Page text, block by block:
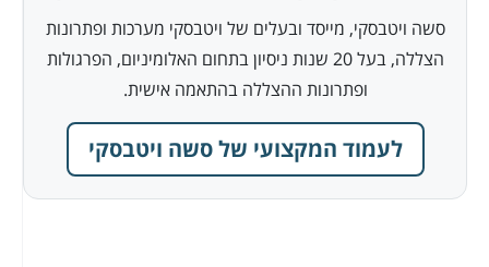
סשה ויטבסקי, מייסד ובעלים של ויטבסקי מערכות ופתרונות
הצללה, בעל 20 שנות ניסיון בתחום האלומיניום, הפרגולות
ופתרונות ההצללה בהתאמה אישית.
לעמוד המקצועי של סשה ויטבסקי